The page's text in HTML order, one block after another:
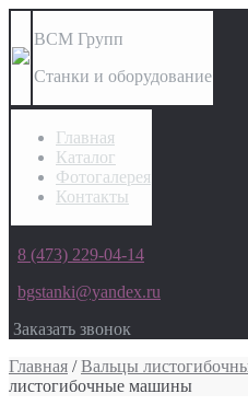
ВСМ Групп
Станки и оборудование
Главная
Каталог
Фотогалерея
Контакты
8 (473) 229-04-14
bgstanki@yandex.ru
Заказать звонок
Главная /Вальцы
листогибочные машины